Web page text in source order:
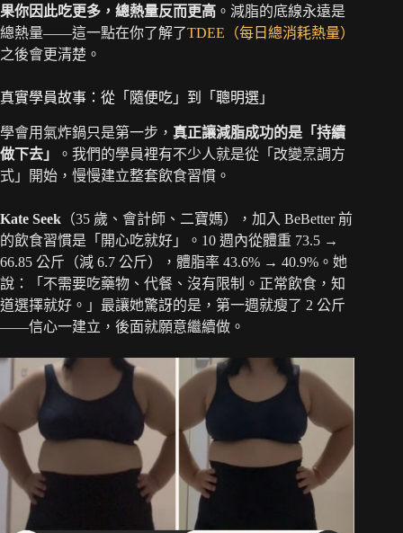
果你因此吃更多，總熱量反而更高 。減脂的底線永遠是
總熱量——這一點在你了解了TDEE（每日總消耗熱量）
之後會更清楚。
真實學員故事：從「隨便吃」到「聰明選」
學會用氣炸鍋只是第一步， 真正讓減脂成功的是「持續
做下去」
。我們的學員裡有不少人就是從「改變烹調方
式」開始，慢慢建立整套飲食習慣。
Kate Seek （35 歲、會計師、二寶媽），加入 BeBetter 前
的飲食習慣是「開心吃就好」。10 週內從體重 73.5 →
66.85 公斤（減 6.7 公斤），體脂率 43.6% → 40.9%。她
說：「不需要吃藥物、代餐、沒有限制。正常飲食，知
道選擇就好。」最讓她驚訝的是，第一週就瘦了 2 公斤
——信心一建立，後面就願意繼續做。